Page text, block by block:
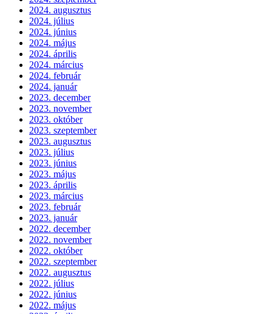
2024. augusztus
2024. július
2024. június
2024. május
2024. április
2024. március
2024. február
2024. január
2023. december
2023. november
2023. október
2023. szeptember
2023. augusztus
2023. július
2023. június
2023. május
2023. április
2023. március
2023. február
2023. január
2022. december
2022. november
2022. október
2022. szeptember
2022. augusztus
2022. július
2022. június
2022. május